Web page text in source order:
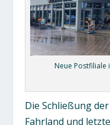
Neue Postfiliale
Die Schließung
Fahrland und